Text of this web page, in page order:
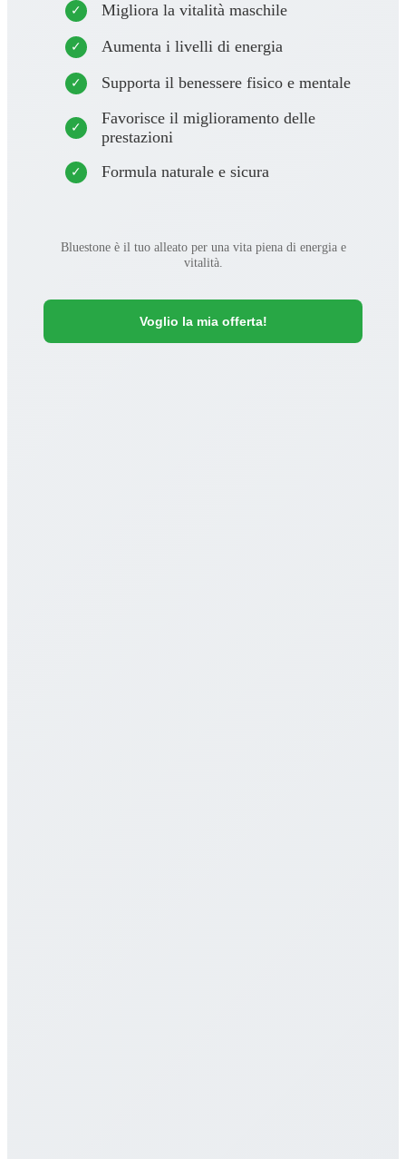
Migliora la vitalità maschile
Aumenta i livelli di energia
Supporta il benessere fisico e mentale
Favorisce il miglioramento delle
prestazioni
Formula naturale e sicura
Bluestone è il tuo alleato per una vita piena di energia e
vitalità.
Voglio la mia offerta!